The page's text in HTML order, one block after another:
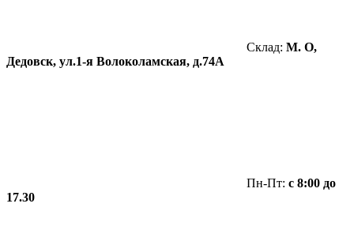
Склад: М. О,
Дедовск, ул.1-я Волоколамская, д.74А
Пн-Пт: с 8:00 до
17.30